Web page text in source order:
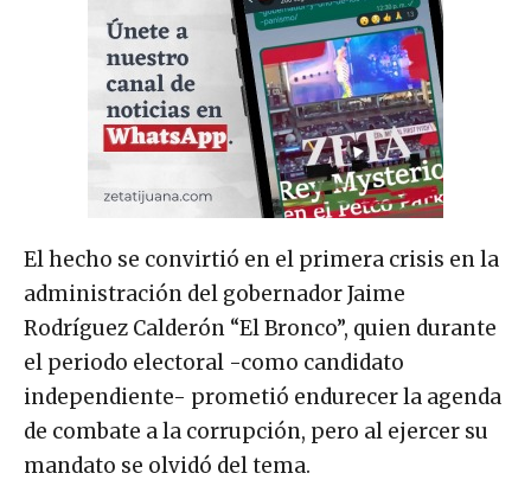
El hecho se convirtió en el primera crisis en la
administración del gobernador Jaime
Rodríguez Calderón “El Bronco”, quien durante
el periodo electoral -como candidato
independiente- prometió endurecer la agenda
de combate a la corrupción, pero al ejercer su
mandato se olvidó del tema.